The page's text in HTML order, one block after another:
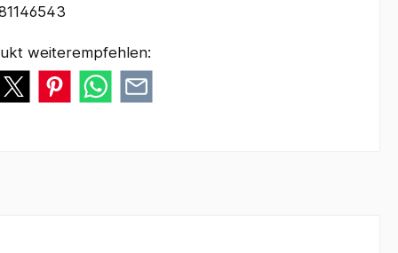
weiterempfehlen: